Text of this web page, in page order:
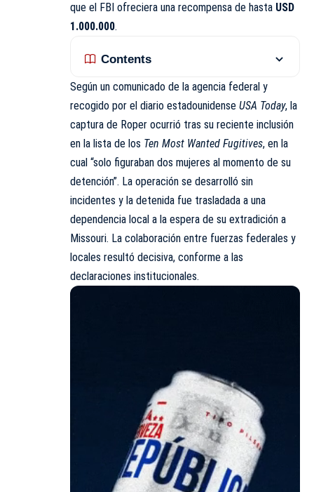
que el FBI ofreciera una recompensa de hasta USD
1.000.000.
Contents
Según un comunicado de la agencia federal y
recogido por el diario estadounidense USA Today, la
captura de Roper ocurrió tras su reciente inclusión
en la lista de los Ten Most Wanted Fugitives, en la
cual “solo figuraban dos mujeres al momento de su
detención”. La operación se desarrolló sin
incidentes y la detenida fue trasladada a una
dependencia local a la espera de su extradición a
Missouri. La colaboración entre fuerzas federales y
locales resultó decisiva, conforme a las
declaraciones institucionales.